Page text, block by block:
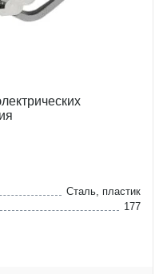
Сталь, пластик
177